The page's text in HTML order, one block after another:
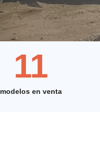
11
modelos en venta